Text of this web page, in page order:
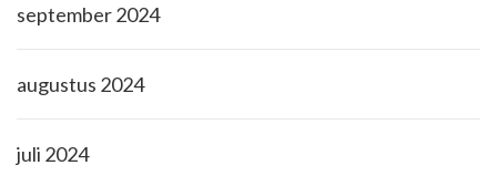
september 2024
augustus 2024
juli 2024